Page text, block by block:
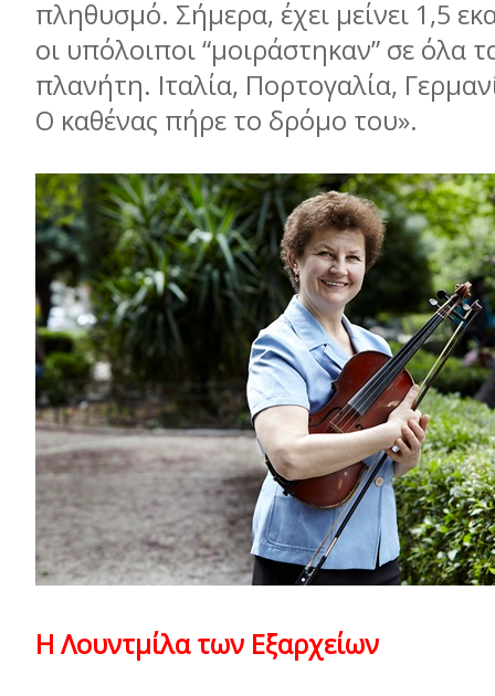
πληθυσμό. Σήμερα, έχει μείνει 1,5
οι υπόλοιποι “μοιράστηκαν” σε όλα
πλανήτη. Ιταλία, Πορτογαλία,
Ο καθένας πήρε το δρόμο του».
Η Λουντμίλα των Εξαρχείων